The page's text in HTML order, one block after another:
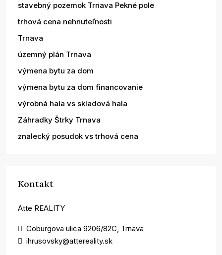
stavebný pozemok Trnava Pekné pole
trhová cena nehnuteľnosti
Trnava
územný plán Trnava
výmena bytu za dom
výmena bytu za dom financovanie
výrobná hala vs skladová hala
Záhradky Štrky Trnava
znalecký posudok vs trhová cena
Kontakt
Atte REALITY
Coburgova ulica 9206/82C, Trnava
ihrusovsky@attereality.sk